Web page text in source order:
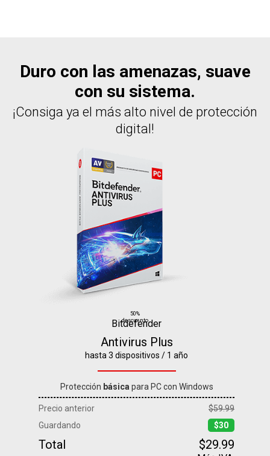
Duro con las amenazas, suave
con su sistema.
¡Consiga ya el más alto nivel de protección
digital!
50%
descuento
Bitdefender
Antivirus Plus
hasta 3 dispositivos / 1 año
Protección básica para PC con Windows
Precio anterior
$59.99
Guardando
$30
Total $29.99